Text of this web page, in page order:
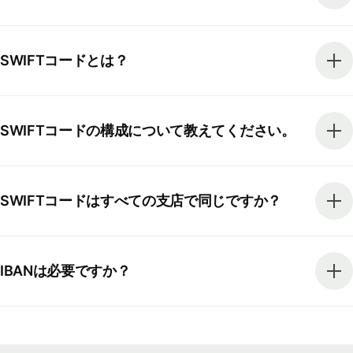
SWIFTコードとは？
SWIFTコードの構成について教えてください。
SWIFTコードはすべての支店で同じですか？
IBANは必要ですか？